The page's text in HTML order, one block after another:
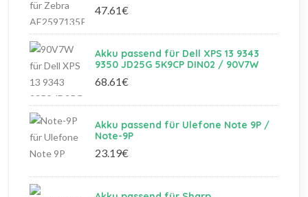
47.61€
Akku passend für Dell XPS 13 9343
9350 JD25G 5K9CP DIN02 / 90V7W
68.61€
Akku passend für Ulefone Note 9P /
Note-9P
23.19€